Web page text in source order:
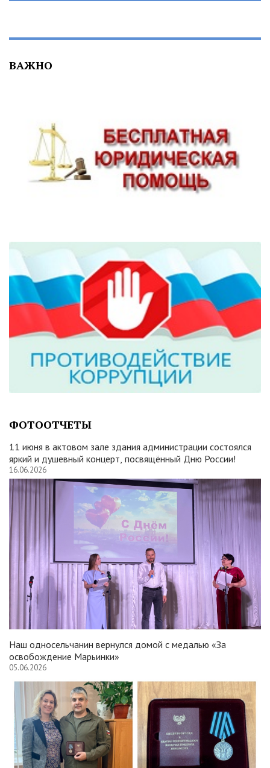
ВАЖНО
ФОТООТЧЕТЫ
11 июня в актовом зале здания администрации состоялся
яркий и душевный концерт, посвящённый Дню России!
16.06.2026
Наш односельчанин вернулся домой с медалью «За
освобождение Марьинки»
05.06.2026